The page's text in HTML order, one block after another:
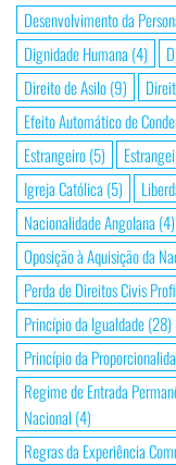
Desenvolvimento da
Dignidade Humana (4)
Direito de Asilo(9)
Efeito Automático de
Estrangeiro(5)
Igreja Católica (5)
Nacionalidade Angolana (4)
Oposição à Aquisição da
Perda de Direitos Civis
Princípio da Igualdade(28)
Princípio da
Regime de Entrada
Nacional (4)
Regras da Experiência